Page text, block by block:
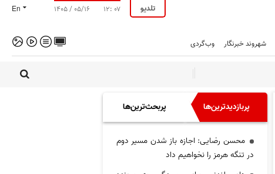
En ۱۴۰۵ / ۰۵/۱۶ ۱۲: ۰۷ تلدیو
شهروند خبرنگار وب‌گردی
پربازدیدترین‌ها پربحث‌ترین‌ها
محسن رضایی: اجازه باز شدن مسیر دوم
در تنگه هرمز را نخواهیم داد